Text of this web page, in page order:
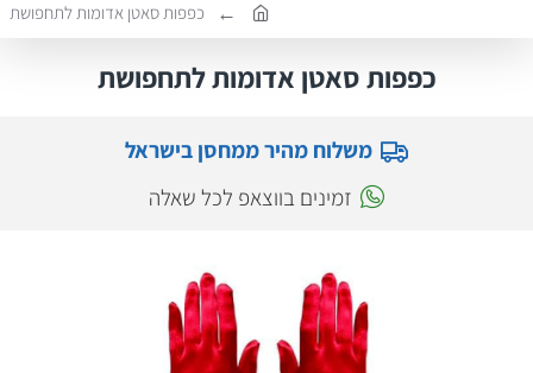
כפפות סאטן אדומות לתחפושת
כפפות סאטן אדומות לתחפושת
משלוח מהיר ממחסן בישראל
זמינים בווצאפ לכל שאלה